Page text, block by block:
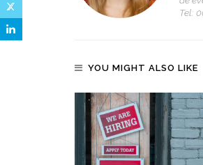
Tel:
YOU MIGHT ALSO LIKE